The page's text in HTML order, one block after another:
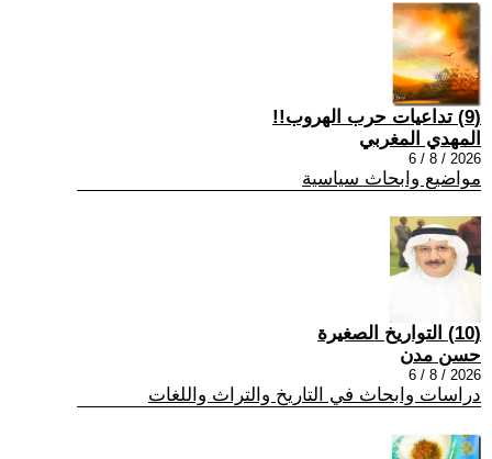
(9) تداعيات حرب الهروب!!
المهدي المغربي
2026 / 8 / 6
مواضيع وابحاث سياسية
(10) التواريخ الصغيرة
حسن مدن
2026 / 8 / 6
دراسات وابحاث في التاريخ والتراث واللغات